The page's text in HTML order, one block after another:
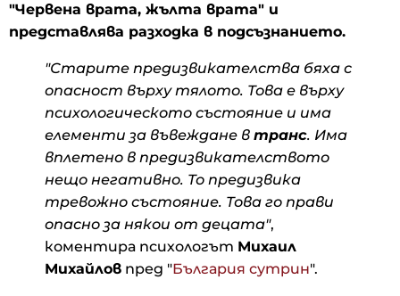
"Червена врата, жълта врата" и
представлява разходка в подсъзнанието.
"Старите предизвикателства бяха с
опасност върху тялото. Това е върху
психологическото състояние и има
елементи за въвеждане в транс. Има
вплетено в предизвикателството
нещо негативно. То предизвика
тревожно състояние. Това го прави
опасно за някои от децата",
коментира психологът Михаил
Михайлов пред "България сутрин".